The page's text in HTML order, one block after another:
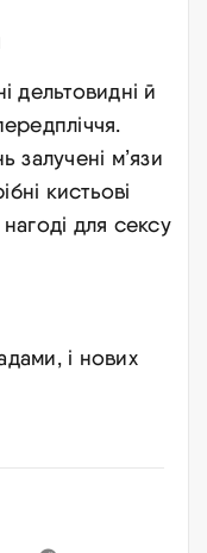
дельтовидні й
залучені м’язи
кистьові
для сексу
і нових